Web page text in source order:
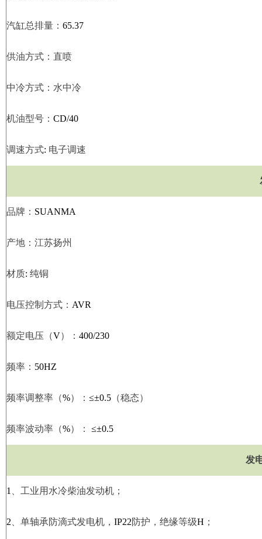
汽缸总排量： 65.37
供油方式：直喷
中冷方式：水中冷
机油型号： CD/40
调速方式: 电子调速
品牌： SUANMA
产地：江苏扬州
材质: 纯铜
电压控制方式： AVR
额定电压（V）： 400/230
频率： 50HZ
频率调整率（%）： ≤±0.5 （稳态）
频率波动率（%）： ≤±0.5
发
1 工业用水冷柴油发动机；
2 单轴承防滴式发电机， IP22防护，绝缘等级H ；